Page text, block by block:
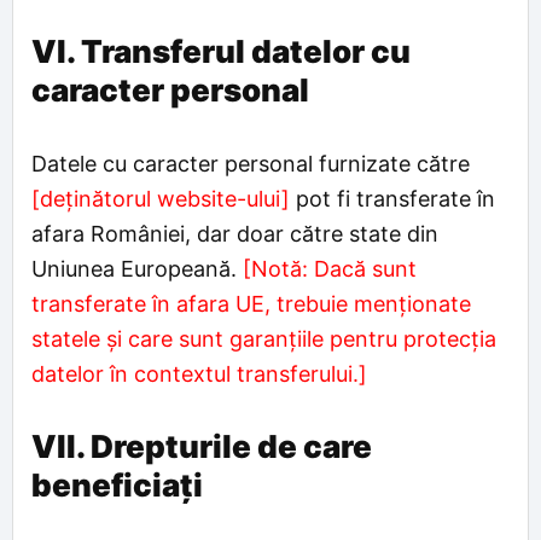
VI. Transferul datelor cu
caracter personal
Datele cu caracter personal furnizate către
[deținătorul website-ului] pot fi transferate în
afara României, dar doar către state din
Uniunea Europeană. [Notă: Dacă sunt
transferate în afara UE, trebuie menționate
statele și care sunt garanțiile pentru protecția
datelor în contextul transferului.]
VII. Drepturile de care
beneficiați